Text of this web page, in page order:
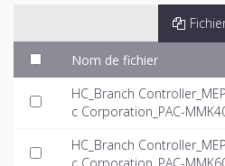
Nom de fichier
HC_Branch
c Corporation_PAC-
HC_Branch